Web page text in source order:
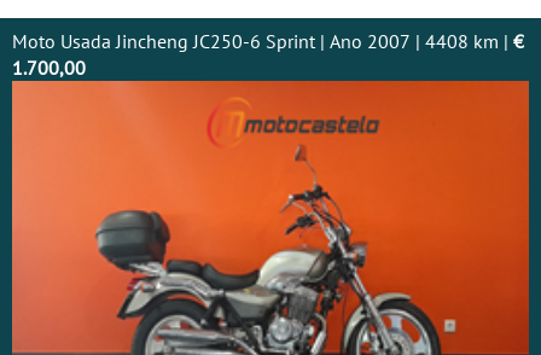
Moto Usada Jincheng JC250-6 Sprint | Ano 2007 | 4408 km | €
1.700,00